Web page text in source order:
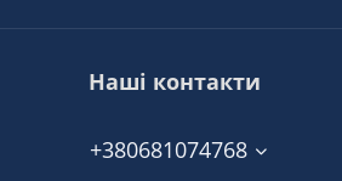
Наші контакти
+380681074768